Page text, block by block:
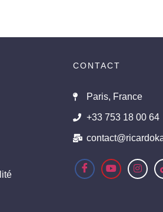
CONTACT
Paris, France
+33 753 18 00 64